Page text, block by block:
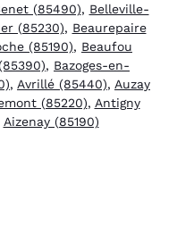
(85490), Belleville-
(85230), Beaurepaire
(85190), Beaufou
, Bazoges-en-
, Avrillé (85440), Auzay
(85220), Antigny
Aizenay (85190)